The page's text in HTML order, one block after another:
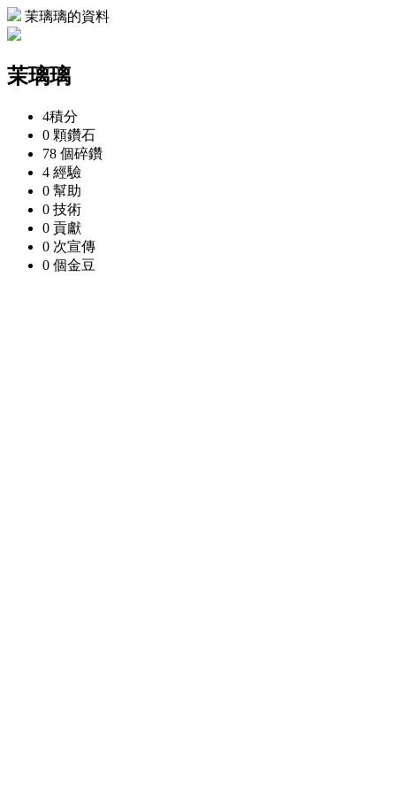
茉璃璃的資料
茉璃璃
4積分
0 顆鑽石
78 個碎鑽
4 經驗
0 幫助
0 技術
0 貢獻
0 次宣傳
0 個金豆